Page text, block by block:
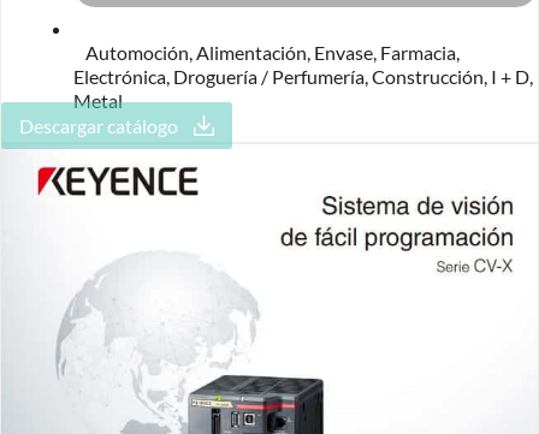
Automoción,Alimentación, Envase, Farmacia,
Electrónica, Droguería / Perfumería,Construcción, I + D,
Metal
Descargar catálogo